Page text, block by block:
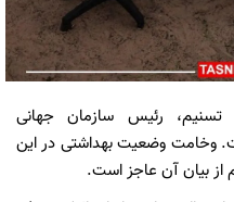
تسنیم، رئیس سازمان جهانی
وخامت وضعیت بهداشتی در این
بیان آن عاجز است.